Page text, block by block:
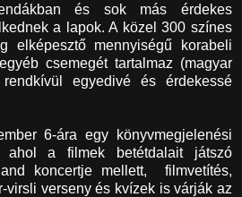
és sok más érdekes
a lapok. A közel 300 színes
elképesztő mennyiségű korabeli
csemegét tartalmaz (magyar
egyedivé és érdekessé
6-ára egy könyvmegjelenési
ahol a filmek betétdalait játszó
koncertje mellett, filmvetítés,
virsli verseny és kvízek is várják az